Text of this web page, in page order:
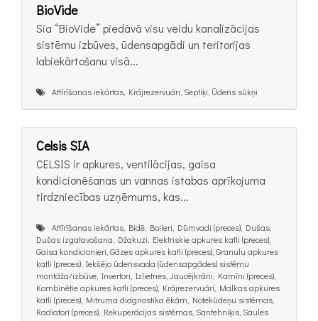
BioVide
Sia “BioVide” piedāvā visu veidu kanalizācijas
sistēmu izbūves, ūdensapgādi un teritorijas
labiekārtošanu visā...
Attīrīšanas iekārtas, Krājrezervuāri, Septiķi, Ūdens sūkņi
Celsis SIA
CELSIS ir apkures, ventilācijas, gaisa
kondicionēšanas un vannas istabas aprīkojuma
tirdzniecības uzņēmums, kas...
Attīrīšanas iekārtas, Bidē, Boileri, Dūmvadi (preces), Dušas,
Dušas izgatavošana, Džakuzi, Elektriskie apkures katli (preces),
Gaisa kondicionieri, Gāzes apkures katli (preces), Granulu apkures
katli (preces), Iekšējo ūdensvada (ūdensapgādes) sistēmu
montāža/izbūve, Invertori, Izlietnes, Jaucējkrāni, Kamīni (preces),
Kombinētie apkures katli (preces), Krājrezervuāri, Malkas apkures
katli (preces), Mitruma diagnostika ēkām, Notekūdeņu sistēmas,
Radiatori (preces), Rekuperācijas sistēmas, Santehniķis, Saules